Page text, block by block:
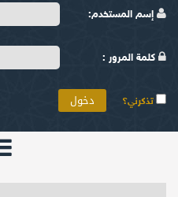
إسم المستخدم:
كلمة المرور :
تذكرني؟